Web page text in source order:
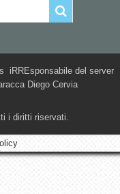
iRREsponsabile del server
Diego Cervia
i diritti riservati.